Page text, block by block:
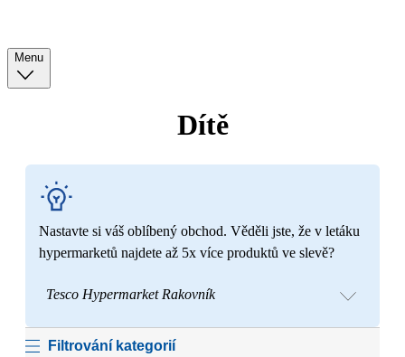
Menu
Dítě
Nastavte si váš oblíbený obchod. Věděli jste, že v letáku
hypermarketů najdete až 5x více produktů ve slevě?
Tesco Hypermarket Rakovník
Filtrování kategorií